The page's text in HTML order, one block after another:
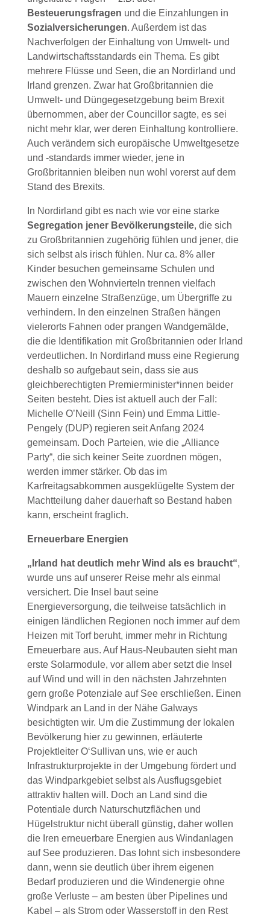
Besteuerungsfragen und die Einzahlungen in
Sozialversicherungen. Außerdem ist das
Nachverfolgen der Einhaltung von Umwelt- und
Landwirtschaftsstandards ein Thema. Es gibt
mehrere Flüsse und Seen, die an Nordirland und
Irland grenzen. Zwar hat Großbritannien die
Umwelt- und Düngegesetzgebung beim Brexit
übernommen, aber der Councillor sagte, es sei
nicht mehr klar, wer deren Einhaltung kontrolliere.
Auch verändern sich europäische Umweltgesetze
und -standards immer wieder, jene in
Großbritannien bleiben nun wohl vorerst auf dem
Stand des Brexits.
In Nordirland gibt es nach wie vor eine starke
Segregation jener Bevölkerungsteile, die sich
zu Großbritannien zugehörig fühlen und jener, die
sich selbst als irisch fühlen. Nur ca. 8% aller
Kinder besuchen gemeinsame Schulen und
zwischen den Wohnvierteln trennen vielfach
Mauern einzelne Straßenzüge, um Übergriffe zu
verhindern. In den einzelnen Straßen hängen
vielerorts Fahnen oder prangen Wandgemälde,
die die Identifikation mit Großbritannien oder Irland
verdeutlichen. In Nordirland muss eine Regierung
deshalb so aufgebaut sein, dass sie aus
gleichberechtigten Premierminister*innen beider
Seiten besteht. Dies ist aktuell auch der Fall:
Michelle O’Neill (Sinn Fein) und Emma Little-
Pengely (DUP) regieren seit Anfang 2024
gemeinsam. Doch Parteien, wie die „Alliance
Party“, die sich keiner Seite zuordnen mögen,
werden immer stärker. Ob das im
Karfreitagsabkommen ausgeklügelte System der
Machtteilung daher dauerhaft so Bestand haben
kann, erscheint fraglich.
Erneuerbare Energien
„Irland hat deutlich mehr Wind als es braucht“,
wurde uns auf unserer Reise mehr als einmal
versichert. Die Insel baut seine
Energieversorgung, die teilweise tatsächlich in
einigen ländlichen Regionen noch immer auf dem
Heizen mit Torf beruht, immer mehr in Richtung
Erneuerbare aus. Auf Haus-Neubauten sieht man
erste Solarmodule, vor allem aber setzt die Insel
auf Wind und will in den nächsten Jahrzehnten
gern große Potenziale auf See erschließen. Einen
Windpark an Land in der Nähe Galways
besichtigten wir. Um die Zustimmung der lokalen
Bevölkerung hier zu gewinnen, erläuterte
Projektleiter O‘Sullivan uns, wie er auch
Infrastrukturprojekte in der Umgebung fördert und
das Windparkgebiet selbst als Ausflugsgebiet
attraktiv halten will. Doch an Land sind die
Potentiale durch Naturschutzflächen und
Hügelstruktur nicht überall günstig, daher wollen
die Iren erneuerbare Energien aus Windanlagen
auf See produzieren. Das lohnt sich insbesondere
dann, wenn sie deutlich über ihrem eigenen
Bedarf produzieren und die Windenergie ohne
große Verluste – am besten über Pipelines und
Kabel – als Strom oder Wasserstoff in den Rest